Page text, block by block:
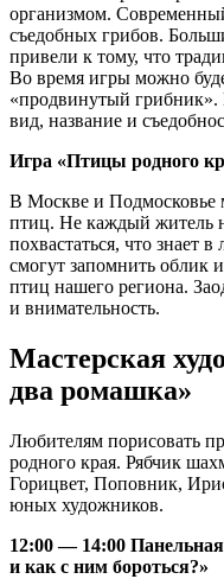
организмом.
съедобных грибов.
привели к тому, что
Во время игры можно
«продвинутый грибник».
вид, название и
Игра «Птицы родного
В Москве и Подмосковье
птиц. Не каждый житель
похвастаться, что знает
смогут запомнить облик
птиц нашего региона.
и внимательность.
Мастерская
два ромашка»
Любителям порисовать
родного края. Рябчик
Горицвет, Поповник,
юных художников.
12:00 — 14:00
и как с ним бороться?»